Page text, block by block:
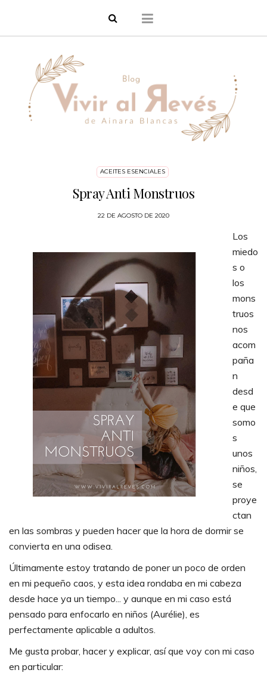
ACEITES ESENCIALES
Spray Anti Monstruos
22 DE AGOSTO DE 2020
Los
miedo
s o
los
mons
truos
nos
acom
paña
n
desd
e que
somo
s
unos
niños,
se
proye
ctan
en las sombras y pueden hacer que la hora de dormir se
convierta en una odisea.
Últimamente estoy tratando de poner un poco de orden
en mi pequeño caos, y esta idea rondaba en mi cabeza
desde hace ya un tiempo... y aunque en mi caso está
pensado para enfocarlo en niños (Aurélie), es
perfectamente aplicable a adultos.
Me gusta probar, hacer y explicar, así que voy con mi caso
en particular: